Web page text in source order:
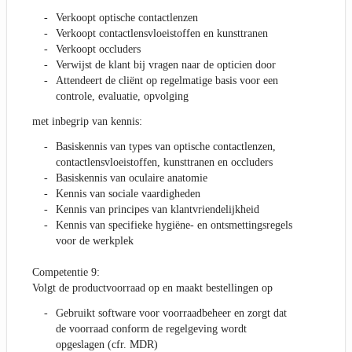
Verkoopt optische contactlenzen
Verkoopt contactlensvloeistoffen en kunsttranen
Verkoopt occluders
Verwijst de klant bij vragen naar de opticien door
Attendeert de cliënt op regelmatige basis voor een
controle, evaluatie, opvolging
met inbegrip van kennis:
Basiskennis van types van optische contactlenzen,
contactlensvloeistoffen, kunsttranen en occluders
Basiskennis van oculaire anatomie
Kennis van sociale vaardigheden
Kennis van principes van klantvriendelijkheid
Kennis van specifieke hygiëne- en ontsmettingsregels
voor de werkplek
Competentie 9:
Volgt de productvoorraad op en maakt bestellingen op
Gebruikt software voor voorraadbeheer en zorgt dat
de voorraad conform de regelgeving wordt
opgeslagen (cfr. MDR)